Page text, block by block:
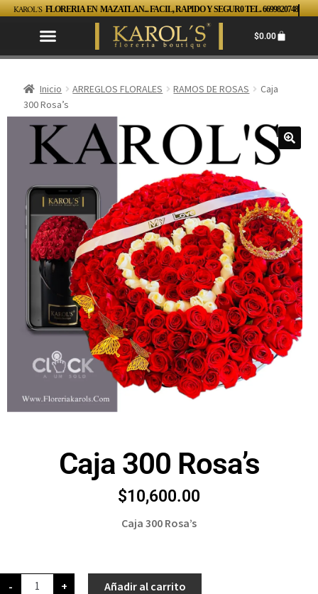
KAROL´S FLORERIA EN MAZATLAN... FACIL, RAPIDO Y SEGUR0 TEL. 6699820748
$0.00
Inicio ARREGLOS FLORALES RAMOS DE ROSAS
Caja
300 Rosa’s
Caja 300 Rosa’s
$10,600.00
Caja 300 Rosa’s
- + Añadir al carrito